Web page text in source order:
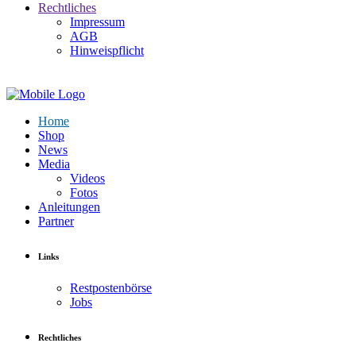
Rechtliches
Impressum
AGB
Hinweispflicht
Home
Shop
News
Media
Videos
Fotos
Anleitungen
Partner
Links
Restpostenbörse
Jobs
Rechtliches